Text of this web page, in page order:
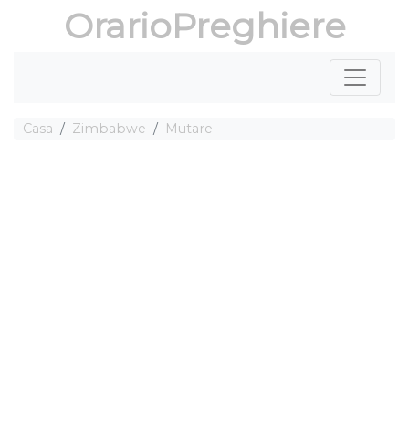
OrarioPreghiere
Casa Zimbabwe Mutare